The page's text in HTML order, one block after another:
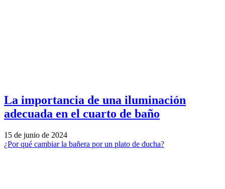
La importancia de una iluminación
adecuada en el cuarto de baño
15 de junio de 2024
¿Por qué cambiar la bañera por un plato de ducha?